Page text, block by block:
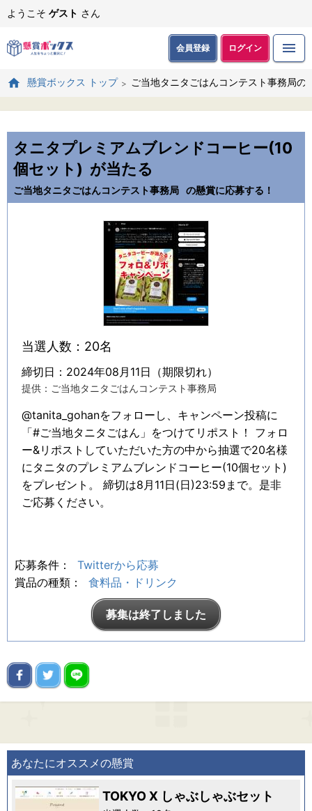
ようこそ ゲスト さん
会員登録 ログイン
懸賞ボックス トップ ご当地タニタごはんコンテスト事務局の
タニタプレミアムブレンドコーヒー(10
個セット) が当たる
ご当地タニタごはんコンテスト事務局 の懸賞に応募する！
当選人数：20名
締切日：2024年08月11日（期限切れ）
提供：ご当地タニタごはんコンテスト事務局
@tanita_gohanをフォローし、キャンペーン投稿に
「#ご当地タニタごはん」をつけてリポスト！ フォロ
ー&リポストしていただいた方の中から抽選で20名様
にタニタのプレミアムブレンドコーヒー(10個セット)
をプレゼント。 締切は8月11日(日)23:59まで。是非
ご応募ください。
応募条件：
Twitterから応募
賞品の種類：
食料品・ドリンク
募集は終了しました
あなたにオススメの懸賞
TOKYO X しゃぶしゃぶセット